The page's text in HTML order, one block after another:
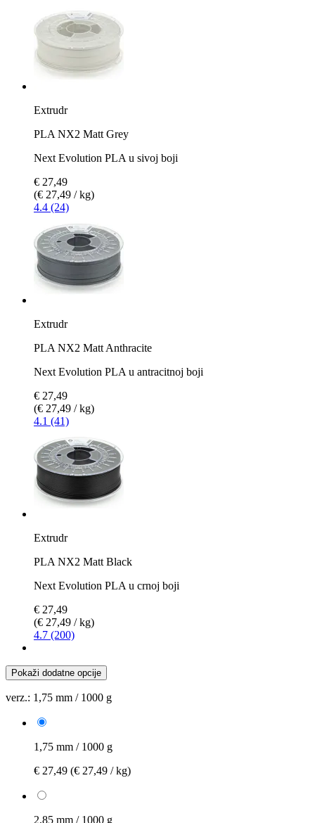
Extrudr
PLA NX2 Matt Grey
Next Evolution PLA u sivoj boji
€ 27,49
(€ 27,49 / kg)
4.4 (24)
Extrudr
PLA NX2 Matt Anthracite
Next Evolution PLA u antracitnoj boji
€ 27,49
(€ 27,49 / kg)
4.1 (41)
Extrudr
PLA NX2 Matt Black
Next Evolution PLA u crnoj boji
€ 27,49
(€ 27,49 / kg)
4.7 (200)
Pokaži dodatne opcije
verz.: 1,75 mm / 1000 g
1,75 mm / 1000 g
€ 27,49 (€ 27,49 / kg)
2,85 mm / 1000 g